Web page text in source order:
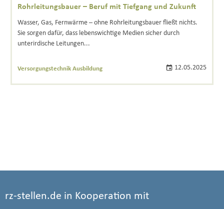
Rohrleitungsbauer – Beruf mit Tiefgang und Zukunft
Wasser, Gas, Fernwärme – ohne Rohrleitungsbauer fließt nichts.
Sie sorgen dafür, dass lebenswichtige Medien sicher durch
unterirdische Leitungen...
Versorgungstechnik Ausbildung 12.05.2025
rz-stellen.de in Kooperation mit